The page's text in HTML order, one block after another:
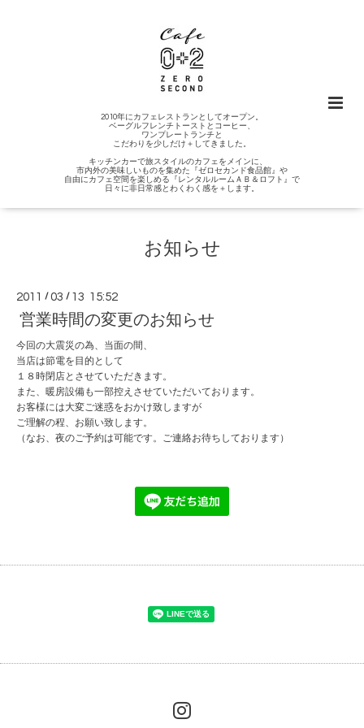
2010年にカフェレストランとしてオープン。
ベーグルフレンチトーストとコーヒー、
ワンプレートランチと
こだわりを少しだけ＋してきました。
キッチンカーで旅スタイルのカフェをメインに、
市内外の美味しいものを集めた『ゼロセカンド食品館』や
自由にカフェ空間を楽しめる『レンタルルームＡＢ＆ロフト』で
日々に非日常感とわくわく感を＋します。
お知らせ
2011 /03 / 13 15:52
営業時間の変更のお知らせ
今回の大震災の為、当面の間、
当店は節電を目的として
１８時閉店とさせていただきます。
また、暖房設備も一部控えさせていただいております。
お客様には大変ご迷惑をおかけ致しますが
ご理解の程、お願い致します。
（なお、夜のご予約は可能です。ご連絡お待ちしております）